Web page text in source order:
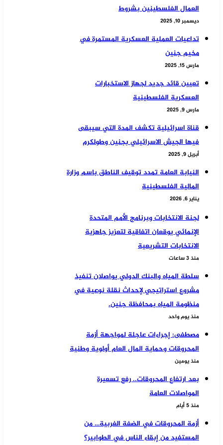
العمال الفلسطينين بشروط
ديسمبر 10, 2025
تداعيات العملية العسكرية المستمرة في
مخيم جنين
مارس 15, 2025
تعيين قائد جديد لجهاز الاستخبارات
العسكرية الفلسطينية
مارس 9, 2025
قناة اسرائيلية تكشف المدة التي سيبقى
فيها الجيش الاسرائيلي بجنين وطولكرم
أبريل 9, 2025
النيابة العامة تمدد توقيف الناطق باسم وزارة
المالية الفلسطينية
يناير 6, 2026
لجنة الانتخابات وبرنامج الأمم المتحدة
الإنمائي يوقعان اتفاقية لتعزيز جاهزية
الانتخابات التشريعية
منذ 3 ساعات
سلطة المياه والبنك الدولي يواصلان تنفيذ
مشروع استراتيجي لإحداث نقلة نوعية في
منظومة المياه بمحافظة جنين.
منذ يوم واحد
مصطفى: إجراءات عاجلة لمواجهة أزمة
المحروقات وحماية المال العام أولوية وطنية
منذ يومين
بعد ارتفاع المحروقات.. رفع تسعيرة
المواصلات العامة
منذ 5 أيام
أزمة المحروقات في الضفة الغربية… من
المستفيد من إبقاء الناس في الطوابير؟